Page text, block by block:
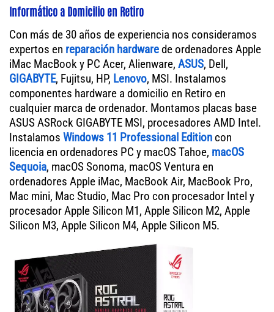
Informático a Domicilio en Retiro
Con más de 30 años de experiencia nos consideramos
expertos en reparación hardwarede ordenadores Apple
iMac MacBook y PC Acer, Alienware, ASUS, Dell,
GIGABYTE, Fujitsu, HP, Lenovo, MSI. Instalamos
componentes hardware a domicilio en Retiro en
cualquier marca de ordenador. Montamos placas base
ASUS ASRock GIGABYTE MSI, procesadores AMD Intel.
Instalamos Windows 11 Professional Edition con
licencia en ordenadores PC y macOS Tahoe, macOS
Sequoia, macOS Sonoma, macOS Ventura en
ordenadores Apple iMac, MacBook Air, MacBook Pro,
Mac mini, Mac Studio, Mac Pro con procesador Intel y
procesador Apple Silicon M1, Apple Silicon M2, Apple
Silicon M3, Apple Silicon M4, Apple Silicon M5.